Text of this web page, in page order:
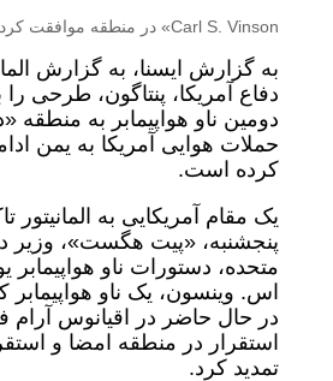
Carl S. Vinson» در منطقه موافقت کرده است.
به گزارش ایسنا، به گزارش
دفاع آمریکا، پنتاگون، طرحی
دومین ناو هواپیمابر به منطقه
حملات هوایی آمریکا به یمن
کرده است.
یک مقام آمریکایی به المانیتور
پنجشنبه، «پیت هگست»، وزیر
متحده، دستورات ناو
اس. وینسون، یک ناو هواپیمابر
در حال حاضر در اقیانوس آرام
استقرار در منطقه امضا و
تمدید کرد.